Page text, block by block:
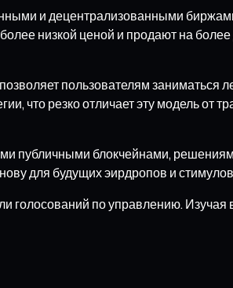
и децентрализованными
низкой ценой и продают на
пользователям заниматься
что резко отличает эту модель от
публичными блокчейнами,
для будущих эирдропов и
голосований по управлению. Изучая